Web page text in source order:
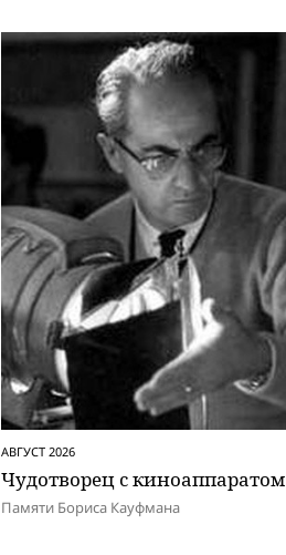
АВГУСТ 2026
Чудотворец с киноаппаратом
Памяти Бориса Кауфмана